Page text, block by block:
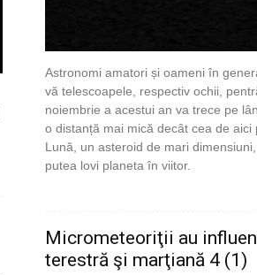
Astronomi amatori și oameni în
vă telescoapele, respectiv ochii,
noiembrie a acestui an va trece pe
o distanță mai mică decât cea de aici
Lună, un asteroid de mari
putea lovi planeta în viitor.
Micrometeoriţii au
terestră şi marţiană 4 (1)